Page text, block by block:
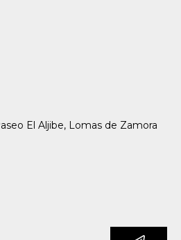
El Aljibe, Lomas de Zamora